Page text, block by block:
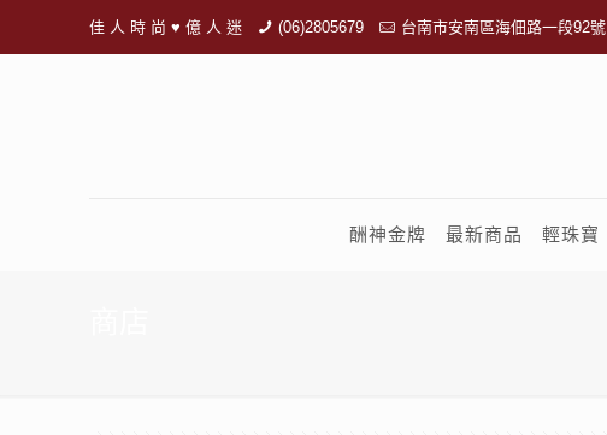
佳 人 時 尚 ♥ 億 人 迷 (06)2805679 台南市安南區海佃路一段92號
酬神金牌 最新商品 輕珠寶